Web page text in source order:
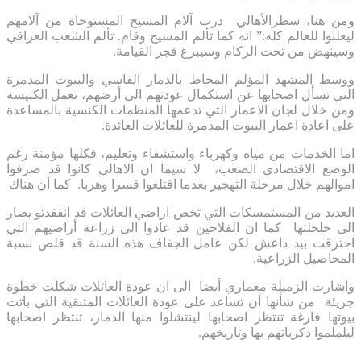
ومن هنا، سطرالأهالي درب آلام المسيح المستوحاة من آلامهم
ليعلنوا للعالم كله:” انه كما تألم المسيح وقام. تألم الشعب العراقي
وسينهض من تحت الركام وسيبزغ فجر القيامة.
ووسط المشهد المؤلم المحاط بالدمار القاسي والبيوت المدمرة
التي تسأل اصحابها عن استكمال عودتهم الى أرضهم، تعمل الكنيسة
ومن خلال لجان الاعمار التي تدعمها المنظمات الكنسية بالمساعدة
على اعادة اعمار البيوت المدمرة للعائلات العائدة.
اما الخدمات من مياه وكهرباء واستشفاء وتعليم، فكلها مؤمنة رغم
الوضع الاقتصادي الصعب، لا سيما ان الاهالي كانوا قد صرفوا
اموالهم خلال مرحلة التهجير بعدما اقتلعوا قسرا وهربا. كما أن هناك
العديد من المستمسكات التي تخص اراضي العائلات قد انفقدتو يصار
الى حلحلتها كما ان الفلاحين قد عادوا الى زراعة أراضيهم التي
احترقت بيد داعش لكن عامل الجفاف هذه السنة قد قلص نسبة
المحاصيل الزراعية.
واشارت الزميلة معماري أيضا الى ان عودة العائلات شكلت خطوة
جريئة من شأنها أن تساعد على عودة العائلات المتبقية التي باتت
بيوتها فارغة تنتظر اصحابها لينتشلوا منها الدمار، تنتظر اصحابها
ليلملموا ذكرياتهم بها وتاريخهم.